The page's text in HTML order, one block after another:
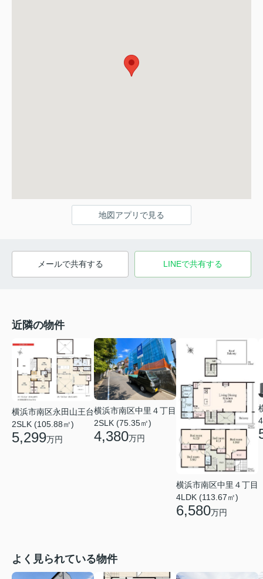
地図アプリで見る
メールで共有する LINEで共有する
近隣の物件
横浜市南区永田山王台
2SLK (105.88㎡)
5,299万円
横浜市南区中里４丁目
2SLK (75.35㎡)
4,380万円
横浜市南区中里４丁目
4LDK (113.67㎡)
6,580万円
よく見られている物件